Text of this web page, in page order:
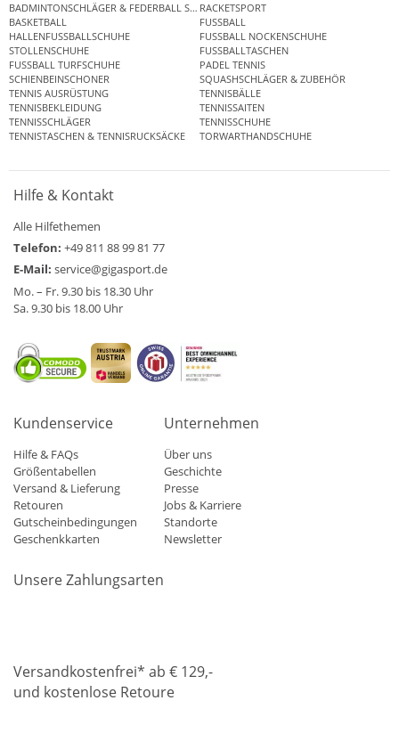
BADMINTONSCHLÄGER & FEDERBALL SETSRACKETSPORT
BASKETBALL
FUSSBALL
HALLENFUSSBALLSCHUHE
FUSSBALL NOCKENSCHUHE
STOLLENSCHUHE
FUSSBALLTASCHEN
FUSSBALL TURFSCHUHE
PADEL TENNIS
SCHIENBEINSCHONER
SQUASHSCHLÄGER & ZUBEHÖR
TENNIS AUSRÜSTUNG
TENNISBÄLLE
TENNISBEKLEIDUNG
TENNISSAITEN
TENNISSCHLÄGER
TENNISSCHUHE
TENNISTASCHEN & TENNISRUCKSÄCKE
TORWARTHANDSCHUHE
Hilfe & Kontakt
Alle Hilfethemen
Telefon: +49 811 88 99 81 77
E-Mail: service@gigasport.de
Mo. – Fr. 9.30 bis 18.30 Uhr
Sa. 9.30 bis 18.00 Uhr
Kundenservice
Hilfe & FAQs
Größentabellen
Versand & Lieferung
Retouren
Gutscheinbedingungen
Geschenkkarten
Unternehmen
Über uns
Geschichte
Presse
Jobs & Karriere
Standorte
Newsletter
Unsere Zahlungsarten
Versandkostenfrei* ab € 129,-
und kostenlose Retoure